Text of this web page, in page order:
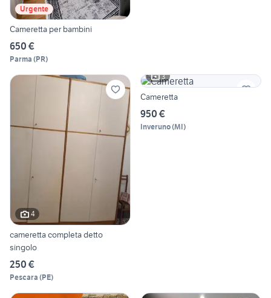
Urgente
Cameretta per bambini
650 €
Parma (PR)
4
cameretta completa detto
singolo
250 €
Pescara (PE)
3
Cameretta
950 €
Inveruno(MI)